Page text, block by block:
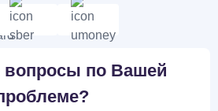
вопросы по Вашей